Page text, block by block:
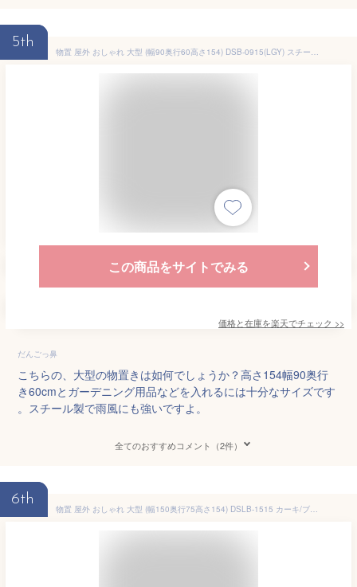
5th
物置 屋外 おしゃれ 大型 (幅90奥行60高さ154) DSB-0915(LGY) スチール収納庫 スチール物置 物置き 大容量 山善 YAMAZEN ガーデンマスター 【送料無料】
この商品をサイトでみる
価格と在庫を楽天でチェック >>
だんごっ鼻
こちらの、大型の物置きは如何でしょうか？高さ154幅90奥行
き60cmとガーデニング用品などを入れるには十分なサイズです
。スチール製で雨風にも強いですよ。
全てのおすすめコメント（2件）
6th
物置 屋外 おしゃれ 大型 (幅150奥行75高さ154) DSLB-1515 カーキ/ブラウン/ブラック/クラウドブルー スチール収納庫 スチール物置 物置き 大容量 倉庫 山善 YAMAZEN ガーデンマスター 【送料無料】